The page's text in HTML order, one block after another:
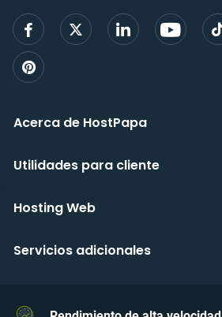
Acerca de HostPapa
Utilidades para cliente
Hosting Web
Servicios adicionales